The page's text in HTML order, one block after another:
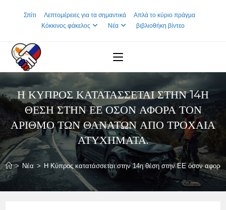
Σπίτι Λεπτομέρειες για τα σημαντικά
Απλά το κύριο πράγμα
Κόκκινος φάκελος
Νέα βιβλιοθήκη βίντεο
Η ΚΎΠΡΟΣ ΚΑΤΑΤΆΣΣΕΤΑΙ ΣΤΗΝ 14Η
ΘΈΣΗ ΣΤΗΝ ΕΕ ΌΣΟΝ ΑΦΟΡΆ ΤΟΝ
ΑΡΙΘΜΌ ΤΩΝ ΘΑΝΆΤΩΝ ΑΠΌ ΤΡΟΧΑΊΑ
ΑΤΥΧΉΜΑΤΑ.
> Νέα > Η Κύπρος κατατάσσεται στην 14η θέση στην ΕΕ όσον